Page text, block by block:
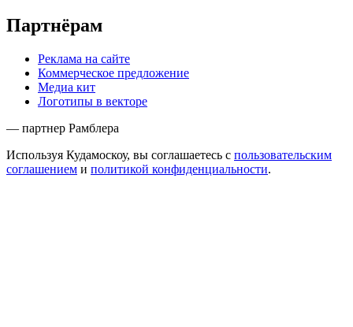
Партнёрам
Реклама на сайте
Коммерческое предложение
Медиа кит
Логотипы в векторе
— партнер Рамблера
Используя Кудамоскоу, вы соглашаетесь с пользовательским
соглашением и политикой конфиденциальности.